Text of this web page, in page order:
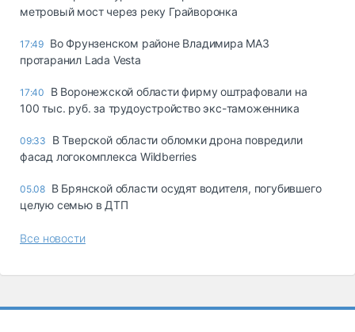
метровый мост через реку Грайворонка
17:49 Во Фрунзенском районе Владимира МАЗ
протаранил Lada Vesta
17:40
В Воронежской области фирму оштрафовали на
100 тыс. руб. за трудоустройство экс-таможенника
09:33
В Тверской области обломки дрона повредили
фасад логокомплекса Wildberries
05.08 В Брянской области осудят водителя, погубившего
целую семью в ДТП
Все новости